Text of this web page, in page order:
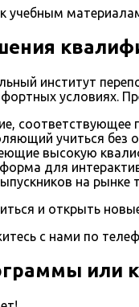
учебным
институт
условиях.
соответствующее
учиться
высокую
для
на рынке
и открыть
с нами по
или